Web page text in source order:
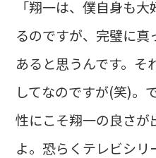
「翔一は、僕自身も
るのですが、完璧に
あると思うんです。そ
してなのですが(笑)。
性にこそ翔一の良さが
よ。恐らくテレビシ